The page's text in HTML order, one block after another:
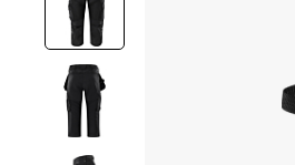
slutet
bildgalleriet